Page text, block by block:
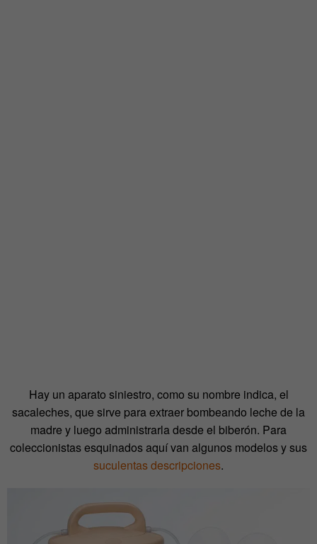
Hay un aparato siniestro, como su nombre indica, el
sacaleches, que sirve para extraer bombeando leche de la
madre y luego administrarla desde el biberón. Para
coleccionistas esquinados aquí van algunos modelos y sus
suculentas descripciones.